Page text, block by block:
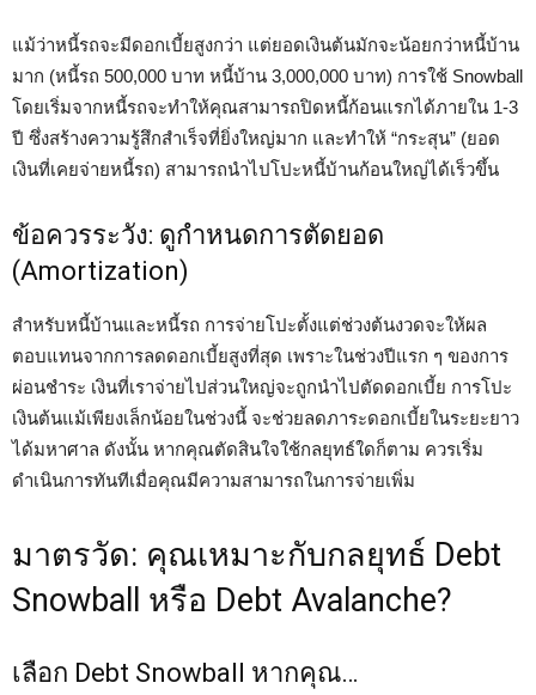
แม้ว่าหนี้รถจะมีดอกเบี้ยสูงกว่า แต่ยอดเงินต้นมักจะน้อยกว่าหนี้บ้าน
มาก (หนี้รถ 500,000 บาท หนี้บ้าน 3,000,000 บาท) การใช้ Snowball
โดยเริ่มจากหนี้รถจะทำให้คุณสามารถปิดหนี้ก้อนแรกได้ภายใน 1-3
ปี ซึ่งสร้างความรู้สึกสำเร็จที่ยิ่งใหญ่มาก และทำให้ “กระสุน” (ยอด
เงินที่เคยจ่ายหนี้รถ) สามารถนำไปโปะหนี้บ้านก้อนใหญ่ได้เร็วขึ้น
ข้อควรระวัง: ดูกำหนดการตัดยอด
(Amortization)
สำหรับหนี้บ้านและหนี้รถ การจ่ายโปะตั้งแต่ช่วงต้นงวดจะให้ผล
ตอบแทนจากการลดดอกเบี้ยสูงที่สุด เพราะในช่วงปีแรก ๆ ของการ
ผ่อนชำระ เงินที่เราจ่ายไปส่วนใหญ่จะถูกนำไปตัดดอกเบี้ย การโปะ
เงินต้นแม้เพียงเล็กน้อยในช่วงนี้ จะช่วยลดภาระดอกเบี้ยในระยะยาว
ได้มหาศาล ดังนั้น หากคุณตัดสินใจใช้กลยุทธ์ใดก็ตาม ควรเริ่ม
ดำเนินการทันทีเมื่อคุณมีความสามารถในการจ่ายเพิ่ม
มาตรวัด: คุณเหมาะกับกลยุทธ์ Debt
Snowball หรือ Debt Avalanche?
เลือก Debt Snowball หากคุณ…